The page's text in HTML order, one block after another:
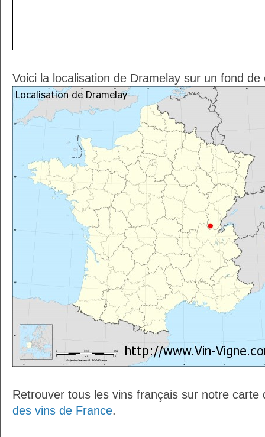
Voici la localisation de Dramelay sur un fond
Retrouver tous les vins français sur notre
des vins de France.